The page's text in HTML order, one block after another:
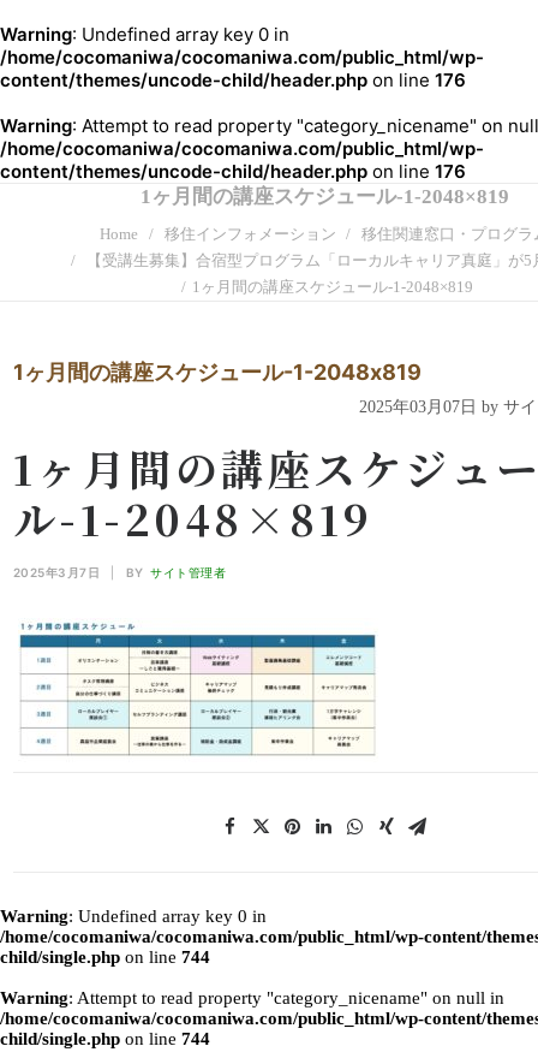
Warning: Undefined array key 0 in
/home/cocomaniwa/cocomaniwa.com/public_html/wp-
content/themes/uncode-child/header.php on line 176
Warning: Attempt to read property "category_nicename" on
/home/cocomaniwa/cocomaniwa.com/public_html/wp-
content/themes/uncode-child/header.php on line 176
1ヶ月間の講座スケジュール-1-2048×819
Home 移住インフォメーション
移住関連窓口・プログラ
【受講生募集】合宿型プログラム「ローカルキャリア真庭」が5
1ヶ月間の講座スケジュール-1-2048×819
1ヶ月間の講座スケジュール-1-2048x819
2025年03月07日 by サ
1ヶ月間の講座スケジュ
ル-1-2048×819
2025年3月7日 BY サイト管理者
Warning: Undefined array key 0 in
/home/cocomaniwa/cocomaniwa.com/public_html/wp-content/
child/single.php on line 744
Warning: Attempt to read property "category_nicename" on null in
/home/cocomaniwa/cocomaniwa.com/public_html/wp-content/
child/single.php on line 744